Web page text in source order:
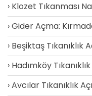
Klozet Tıkanması
Gider Açma:
Beşiktaş Tıkanıklık
Hadımköy
Avcılar Tıkanıklık